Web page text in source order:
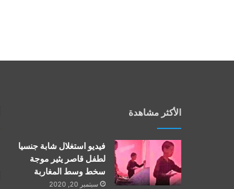
الأكثر مشاهدة
فيديو استغلال شابة جنسيا
لطفل قاصر يثير موجة
سخط وسط المغاربة
سبتمبر 20, 2020